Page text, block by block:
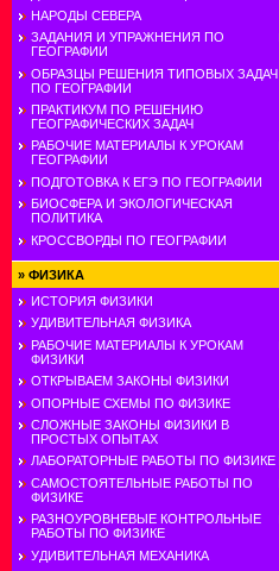
НАРОДЫ СЕВЕРА
ЗАДАНИЯ И УПРАЖНЕНИЯ ПО
ГЕОГРАФИИ
ОБРАЗЦЫ РЕШЕНИЯ ТИПОВЫХ ЗАДАЧ
ПО ГЕОГРАФИИ
ПРАКТИКУМ ПО РЕШЕНИЮ
ГЕОГРАФИЧЕСКИХ ЗАДАЧ
РАБОЧИЕ МАТЕРИАЛЫ К УРОКАМ
ГЕОГРАФИИ
ПОДГОТОВКА К ЕГЭ ПО ГЕОГРАФИИ
БИОСФЕРА И ЭКОЛОГИЧЕСКАЯ
ПОЛИТИКА
КРОССВОРДЫ ПО ГЕОГРАФИИ
» ФИЗИКА
ИСТОРИЯ ФИЗИКИ
УДИВИТЕЛЬНАЯ ФИЗИКА
РАБОЧИЕ МАТЕРИАЛЫ К УРОКАМ
ФИЗИКИ
ОТКРЫВАЕМ ЗАКОНЫ ФИЗИКИ
ОПОРНЫЕ СХЕМЫ ПО ФИЗИКЕ
СЛОЖНЫЕ ЗАКОНЫ ФИЗИКИ В
ПРОСТЫХ ОПЫТАХ
ЛАБОРАТОРНЫЕ РАБОТЫ ПО ФИЗИКЕ
САМОСТОЯТЕЛЬНЫЕ РАБОТЫ ПО
ФИЗИКЕ
РАЗНОУРОВНЕВЫЕ КОНТРОЛЬНЫЕ
РАБОТЫ ПО ФИЗИКЕ
УДИВИТЕЛЬНАЯ МЕХАНИКА